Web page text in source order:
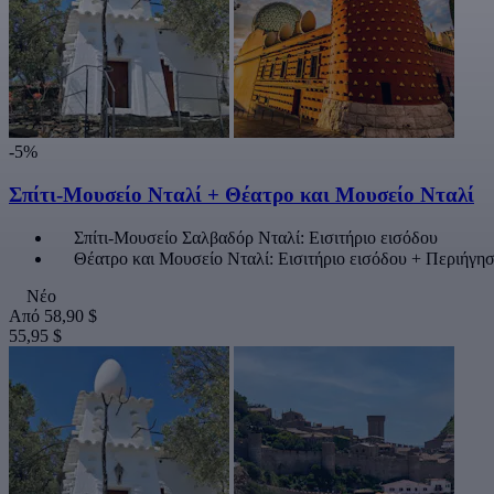
-5%
Σπίτι-Μουσείο Νταλί + Θέατρο και Μουσείο Νταλί
Σπίτι-Μουσείο Σαλβαδόρ Νταλί: Εισιτήριο εισόδου
Θέατρο και Μουσείο Νταλί: Εισιτήριο εισόδου +
Νέο
Από 58,90 $
55,95 $